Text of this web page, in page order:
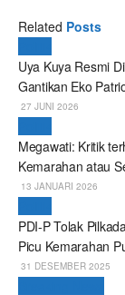
Related Posts
Uya Kuya Resmi
Gantikan Eko
27 JUNI 2026
Megawati: Kritik
Kemarahan atau
13 JANUARI 2026
PDI-P Tolak
Picu Kemarahan
31 DESEMBER 2025